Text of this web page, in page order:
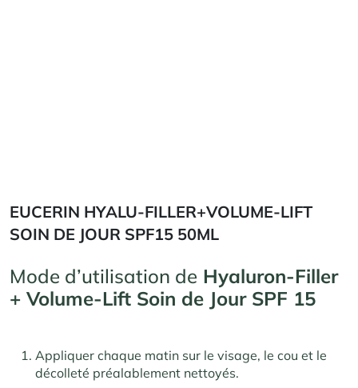
EUCERIN HYALU-FILLER+VOLUME-LIFT
SOIN DE JOUR SPF15 50ML
Mode d’utilisation de Hyaluron-Filler
+ Volume-Lift Soin de Jour SPF 15
Appliquer chaque matin sur le visage, le cou et le
décolleté préalablement nettoyés.